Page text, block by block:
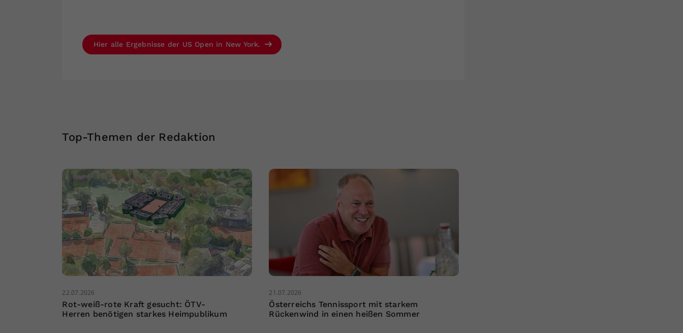
Hier alle Ergebnisse der US Open in New York.
Top-Themen der Redaktion
22.07.2026
Rot-weiß-rote Kraft gesucht: ÖTV-
Herren benötigen starkes Heimpublikum
21.07.2026
Österreichs Tennissport mit starkem
Rückenwind in einen heißen Sommer